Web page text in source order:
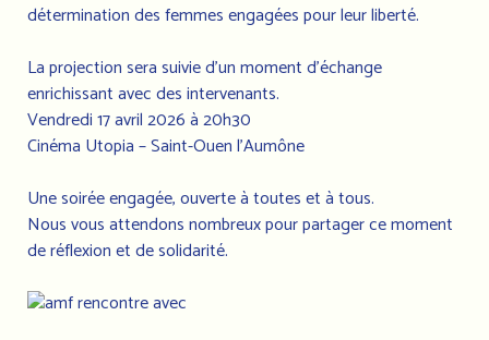
détermination des femmes engagées pour leur liberté.
La projection sera suivie d’un moment d’échange
enrichissant avec des intervenants.
Vendredi 17 avril 2026 à 20h30
Cinéma Utopia – Saint-Ouen l’Aumône
Une soirée engagée, ouverte à toutes et à tous.
Nous vous attendons nombreux pour partager ce moment
de réflexion et de solidarité.